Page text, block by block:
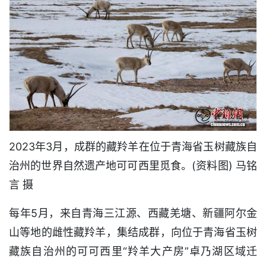
2023年3月，成群的藏羚羊在位于青海省玉树藏族自
治州的世界自然遗产地可可西里觅食。(资料图) 马铭
言 摄
每年5月，来自青海三江源、西藏羌塘、新疆阿尔金
山等地的雌性藏羚羊，集结成群，向位于青海省玉树
藏族自治州的可可西里“羚羊大产房”卓乃湖区域迁